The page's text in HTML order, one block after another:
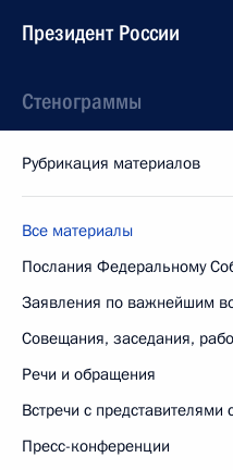
Президент России
Стенограммы
Рубрикация материалов
Все материалы
Послания Федеральному
Заявления по важнейшим
Совещания, заседания,
Речи и обращения
Встречи с представителями
Пресс-конференции